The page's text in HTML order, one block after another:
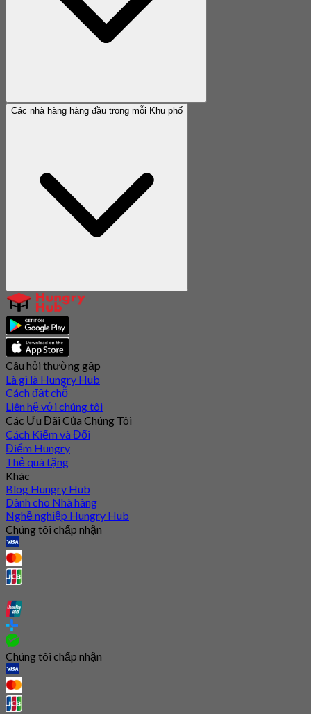
Các nhà hàng hàng đầu trong mỗi Khu phố
Câu hỏi thường gặp
Là gì là Hungry Hub
Cách đặt chỗ
Liên hệ với chúng tôi
Các Ưu Đãi Của Chúng Tôi
Cách Kiếm và Đổi
Điểm Hungry
Thẻ quà tặng
Khác
Blog Hungry Hub
Dành cho Nhà hàng
Nghề nghiệp Hungry Hub
Chúng tôi chấp nhận
Chúng tôi chấp nhận